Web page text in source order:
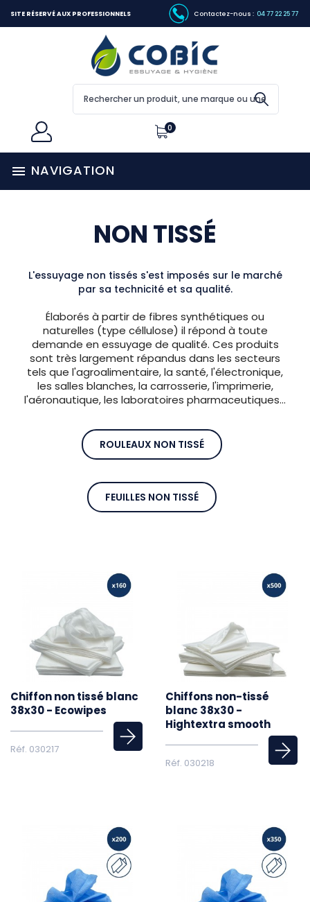
SITE RÉSERVÉ AUX PROFESSIONNELS Contactez-nous : 04 77 22 25 77
0
 NAVIGATION
NON TISSÉ
L'essuyage non tissés s'est imposés sur le marché
par sa technicité et sa qualité.
Élaborés à partir de fibres synthétiques ou
naturelles (type céllulose) il répond à toute
demande en essuyage de qualité. Ces produits
sont très largement répandus dans les secteurs
tels que l'agroalimentaire, la santé, l'électronique,
les salles blanches, la carrosserie, l'imprimerie,
l'aéronautique, les laboratoires pharmaceutiques...
ROULEAUX NON TISSÉ
FEUILLES NON TISSÉ
Chiffon non tissé blanc
38x30 - Ecowipes
Réf. 030217
Chiffons non-tissé
blanc 38x30 -
Hightextra smooth
Réf. 030218